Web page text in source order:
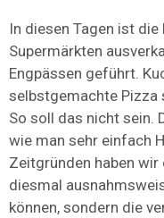
In diesen Tagen ist die
Supermärkten
Engpässen geführt.
selbstgemachte Pizza
So soll das nicht sein.
wie man sehr einfach
Zeitgründen haben wir
diesmal
können, sondern die